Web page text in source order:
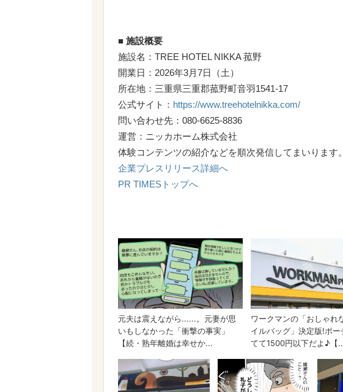
■ 施設概要
施設名：TREE HOTEL NIKKA 菰野
開業日：2026年3月7日（土）
所在地：三重県三重郡菰野町音羽1541-17
公式サイト： https://www.treehotelnikka.com/
問い合わせ先：080-6625-8836
運営：ニッカホーム株式会社
体験コンテンツの紹介などを順次発信してまいります。
企業プレスリリース詳細へ
PR TIMESトップへ